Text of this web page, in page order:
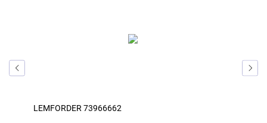
LEMFORDER 73966662